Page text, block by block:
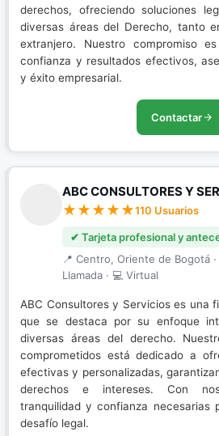
derechos, ofreciendo soluciones
diversas áreas del Derecho, tanto
extranjero. Nuestro compromiso
confianza y resultados efectivos,
y éxito empresarial.
Contactar
ABC CONSULTORES Y
110 Usuarios
✔ Tarjeta profesional y
📍 Centro, Oriente de Bogotá ·
Llamada · 💻 Virtual
ABC Consultores y Servicios es una
que se destaca por su enfoque
diversas áreas del derecho.
comprometidos está dedicado a
efectivas y personalizadas,
derechos e intereses. Con
tranquilidad y confianza necesarias
desafío legal.